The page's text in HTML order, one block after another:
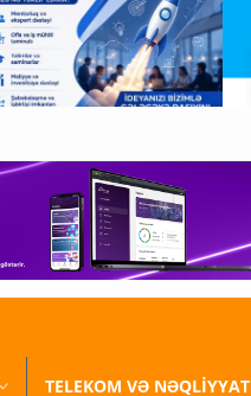
TELEKOM VƏ NƏQLİYYAT